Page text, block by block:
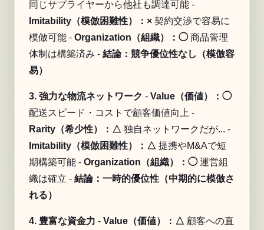
同じサプライヤーから他社も調達可能 -
Imitability（模倣困難性）：× 契約交渉で容易に
模倣可能 - Organization（組織）：◯商品管理
体制は構築済み - 結論：競争優位性なし（模倣容
易）
3. 強力な物流ネットワーク - Value（価値）：◯
配送スピード・コストで顧客価値向上 -
Rarity（希少性）：△ 独自ネットワークだが... -
Imitability（模倣困難性）：△ 提携やM&Aで短
期構築可能 - Organization（組織）：◯運営組
織は確立 - 結論：一時的優位性（中期的に模倣さ
れる）
4. 豊富な資金力 - Value（価値）：△ 顧客への直